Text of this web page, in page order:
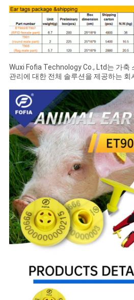
Wuxi Fofia Technology Co., Ltd는 가축
관리에 대한 전체 솔루션을 제공하는 회